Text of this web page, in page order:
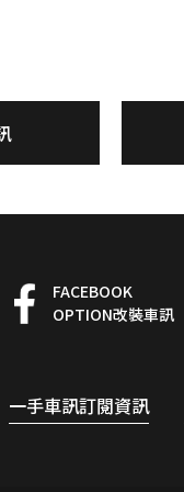
FACEBOOK
OPTION改裝車訊
一手車訊訂閱資訊